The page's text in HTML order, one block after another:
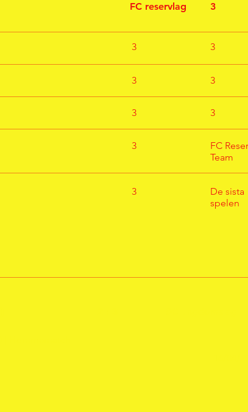
FC reservlag 3
3 3
3 3
3 3
3
FC
Team
3
De sista
spelen